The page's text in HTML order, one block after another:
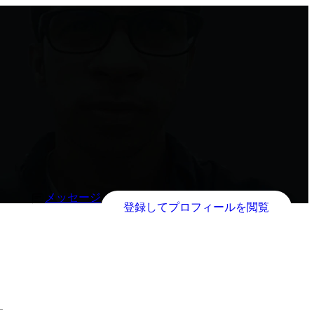
メッセージ
登録してプロフィールを閲覧